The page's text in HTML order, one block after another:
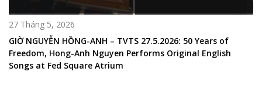
27 Tháng 5, 2026
GIỜ NGUYỄN HỒNG-ANH – TVTS 27.5.2026: 50 Years of
Freedom, Hong-Anh Nguyen Performs Original English
Songs at Fed Square Atrium